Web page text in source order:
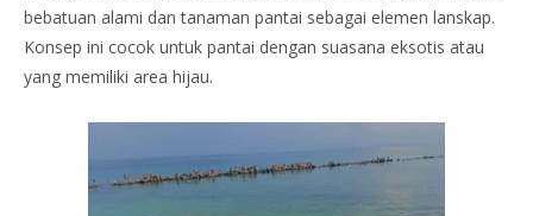
bebatuan alami dan tanaman pantai sebagai elemen lanskap.
Konsep ini cocok untuk pantai dengan suasana eksotis atau
yang memiliki area hijau.